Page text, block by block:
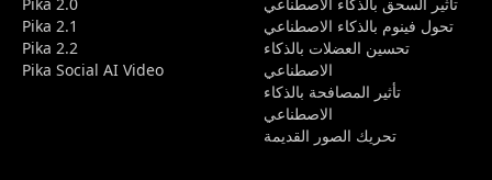
Pika 2.1
Pika 2.2
Pika Social AI Video
تحول فينوم بالذكاء الاصطناعي
تحسين العضلات بالذكاء
الاصطناعي
تأثير المصافحة بالذكاء
الاصطناعي
تحريك الصور القديمة